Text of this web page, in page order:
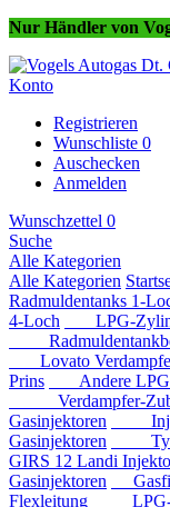
Nur Händler von
Konto
Registrieren
Wunschliste 0
Auschecken
Anmelden
Wunschzettel 0
Suche
Alle Kategorien
Alle Kategorien
Radmuldentanks 1-
4-Loch
LPG-
Lovato
Prins
Andere LPG-
Verdampfer-
Gasinjektoren
Gasinjektoren
Typ
GIRS 12 Landi
Gasinjektoren
Flexleitung
LPG-